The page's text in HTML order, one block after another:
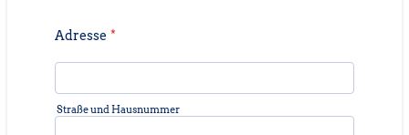
Adresse *
Straße und Hausnummer